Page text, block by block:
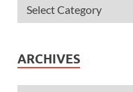
ARCHIVES